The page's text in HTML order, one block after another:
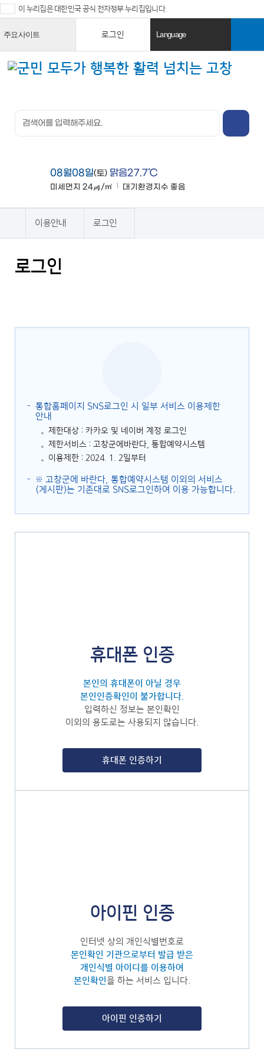
이 누리집은 대한민국 공식 전자정부 누리집입니다.
주요사이트 로그인 Language
기
08월08일(토) 맑음27.7℃
미세먼지 24㎍/㎥ 대기환경지수 좋음
열기
이용안내 로그인
로그인
통합홈페이지 SNS로그인 시 일부 서비스 이용제한
안내
제한대상 : 카카오 및 네이버 계정 로그인
제한서비스 : 고창군에바란다, 통합예약시스템
이용제한 : 2024. 1. 2일부터
※ 고창군에 바란다, 통합예약시스템 이외의 서비스
(게시판)는 기존대로 SNS로그인하여 이용 가능합니다.
휴대폰 인증
본인의 휴대폰이 아닐 경우
본인인증확인이 불가합니다.
입력하신 정보는 본인확인
이외의 용도로는 사용되지 않습니다.
휴대폰 인증하기
아이핀 인증
인터넷 상의 개인식별번호로
본인확인 기관으로부터 발급 받은
개인식별 아이디를 이용하여
본인확인을 하는 서비스 입니다.
아이핀 인증하기